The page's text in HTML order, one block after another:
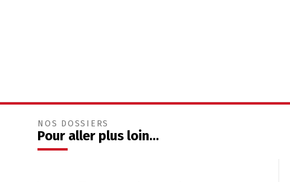
NOS DOSSIERS
Pour aller plus loin…